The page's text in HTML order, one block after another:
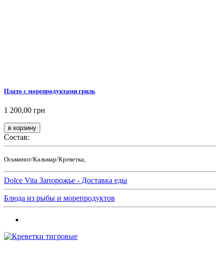
Плато с морепродуктами гриль
1 200,00 грн
Состав:
Осьминог/Кальмар/Креветка,
Dolce Vita Запорожье - Доставка еды
Блюда из рыбы и морепродуктов